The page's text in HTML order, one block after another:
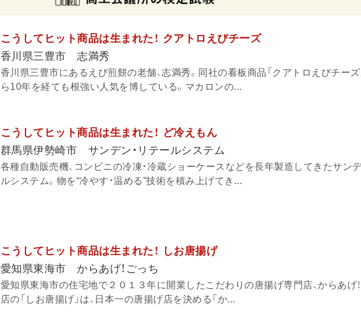
こうしてヒット商品は生まれた！ クアトロえびチーズ
香川県三豊市 志満秀
香川県三豊市にあるえび煎餅の老舗、志満秀。同社の看板商品「クアトロえびチーズ
ら10年を経ても根強い人気を博している。マカロンの...
こうしてヒット商品は生まれた！ ど冷えもん
群馬県伊勢崎市 サンデン・リテールシステム
各種自動販売機、コンビニの冷凍・冷蔵ショーケースなどを長年製造してきたサンデ
ルシステム。物を“冷やす・温める”技術を積み上げてき...
こうしてヒット商品は生まれた！ しお唐揚げ
愛知県東海市 からあげ！ごっち
愛知県東海市の住宅地で２０１３年に開業したこだわりの唐揚げ専門店、からあげ
店の「しお唐揚げ」は、日本一の唐揚げ店を決める「か...